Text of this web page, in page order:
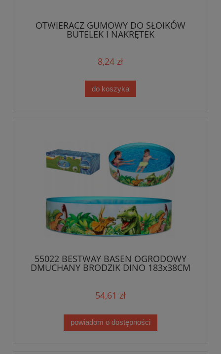
OTWIERACZ GUMOWY DO SŁOIKÓW
BUTELEK I NAKRĘTEK
8,24 zł
do koszyka
55022 BESTWAY BASEN OGRODOWY
DMUCHANY BRODZIK DINO 183x38CM
54,61 zł
powiadom o dostępności